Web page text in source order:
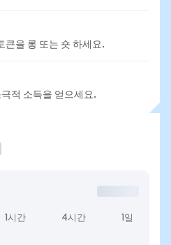
큰을 롱 또는 숏 하세요.
적 소득을 얻으세요.
1시간 4시간 1일